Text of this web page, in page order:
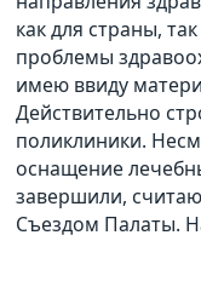
как для страны,
проблемы
имею ввиду
Действительно
поликлиники.
оснащение
завершили,
Съездом Палаты.